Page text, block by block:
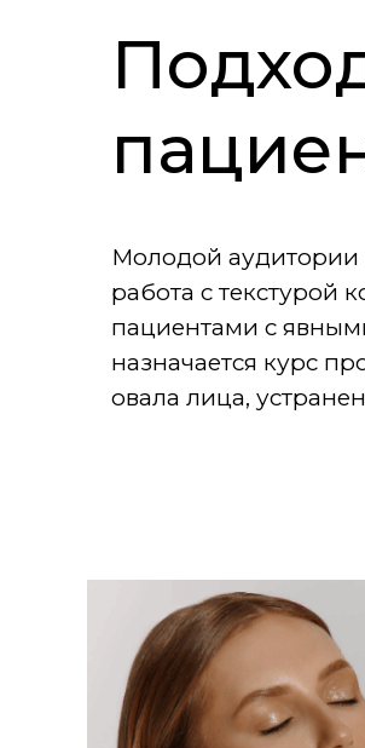
Молодой аудитории
работа с текстурой
пациентами с
назначается курс
овала лица,